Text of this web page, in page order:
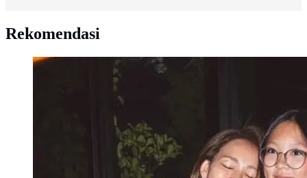
Rekomendasi